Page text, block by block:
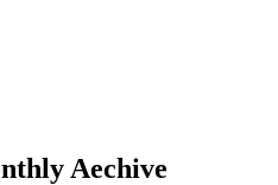
Aechive